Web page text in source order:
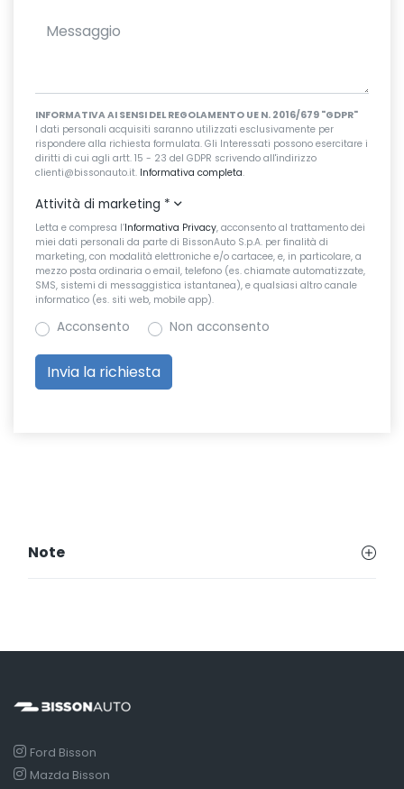
INFORMATIVA AI SENSI DEL REGOLAMENTO UE N. 2016/679 "GDPR"
I dati personali acquisiti saranno utilizzati esclusivamente per
rispondere alla richiesta formulata. Gli Interessati possono esercitare i
diritti di cui agli artt. 15 - 23 del GDPR scrivendo all'indirizzo
clienti@bissonauto.it. Informativa completa.
Attività di marketing *
Letta e compresa l’Informativa Privacy, acconsento al trattamento dei
miei dati personali da parte di BissonAuto S.p.A. per finalità di
marketing, con modalità elettroniche e/o cartacee, e, in particolare, a
mezzo posta ordinaria o email, telefono (es. chiamate automatizzate,
SMS, sistemi di messaggistica istantanea), e qualsiasi altro canale
informatico (es. siti web, mobile app).
Acconsento Non acconsento
Note
Ford Bisson
Mazda Bisson